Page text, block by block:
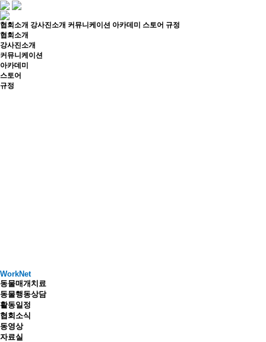
협회소개 강사진소개 커뮤니케이션 아카데미 스토어 규정
협회소개
강사진소개
커뮤니케이션
아카데미
스토어
규정
WorkNet
동물매개치료
동물행동상담
활동일정
협회소식
동영상
자료실